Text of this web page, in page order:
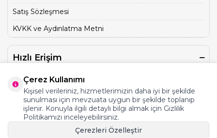
Satış Sözleşmesi
KVKK ve Aydınlatma Metni
Hızlı Erişim
Üye Kayıt
İletişim
Sepet
Çerez Kullanımı
Kişisel verileriniz, hizmetlerimizin daha iyi bir şekilde
sunulması için mevzuata uygun bir şekilde toplanıp
işlenir. Konuyla ilgili detaylı bilgi almak için Gizlilik
Politikamızı inceleyebilirsiniz.
Çerezleri Özelleştir